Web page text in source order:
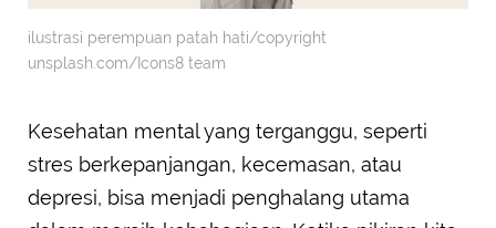
ilustrasi perempuan patah hati/copyright
unsplash.com/Icons8 team
Kesehatan mental yang terganggu, seperti
stres berkepanjangan, kecemasan, atau
depresi, bisa menjadi penghalang utama